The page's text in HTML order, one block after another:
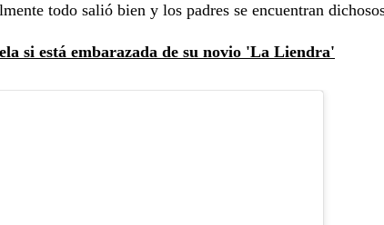
todo salió bien y los padres se encuentran
si está embarazada de su novio 'La Liendra'